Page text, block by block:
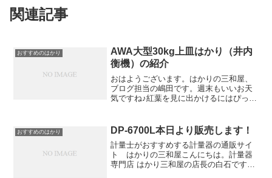
関連記事
おすすめのはかり
AWA大型30kg上皿はかり（井内
衡機）の紹介
おはようございます。はかりの三和屋、
ブログ担当の嶋田です。週末もいいお天
気ですね♪紅葉を見に出かけるにはぴった
介します。ボディーカラーは鮮やかなブ
ルーです。こち...
おすすめのはかり DP-6700L本日より販売します！
計量士がおすすめする計量器の通販サイ
ト はかりの三和屋こんにちは。計量器
専門店 はかり三和屋の店長の白石です。